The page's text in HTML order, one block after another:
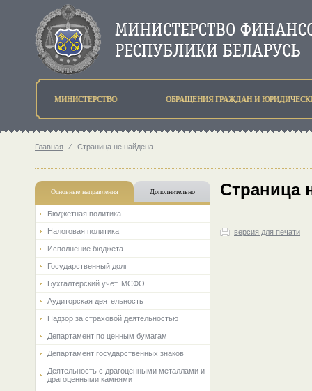
МИНИСТЕРСТВО ОБРАЩЕНИЯ ГРАЖДАН И
Главная ⁄ Страница не найдена
Основные направления Дополнительно
Бюджетная политика
Налоговая политика
Исполнение бюджета
Государственный долг
Бухгалтерский учет. МСФО
Аудиторская деятельность
Надзор за страховой деятельностью
Департамент по ценным бумагам
Департамент государственных знаков
Деятельность с драгоценными металлами и
драгоценными камнями
Страница
версия для печати